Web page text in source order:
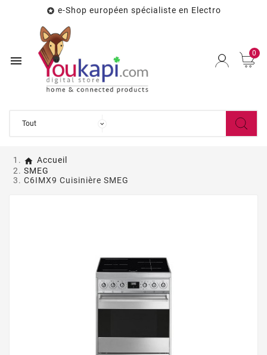
 e-Shop européen spécialiste en Electro

0
Accueil
SMEG
C6IMX9 Cuisinière SMEG